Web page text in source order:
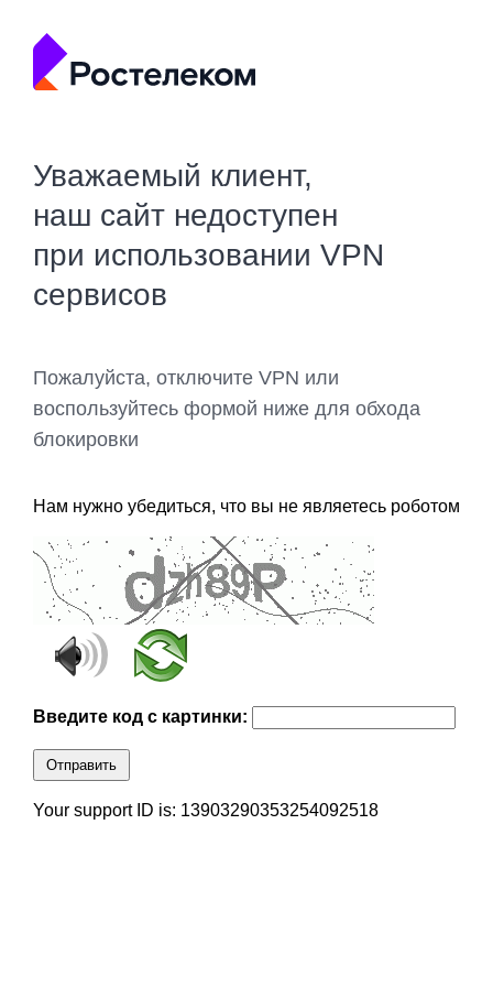
Уважаемый клиент,
наш сайт недоступен
при использовании VPN
сервисов
Пожалуйста, отключите VPN или
воспользуйтесь формой ниже для обхода
блокировки
Нам нужно убедиться, что вы не являетесь роботом
Введите код с картинки:
Отправить
Your support ID is: 13903290353254092518